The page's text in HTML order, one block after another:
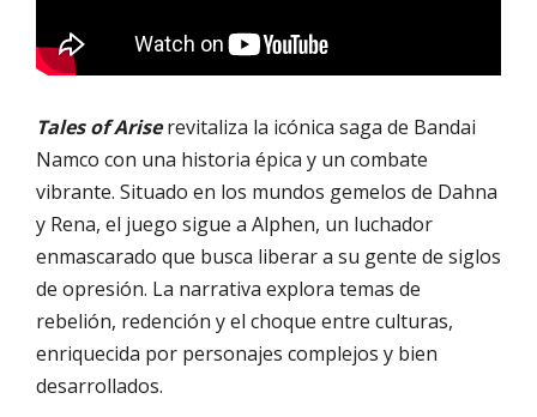
Tales of Ariserevitaliza la icónica saga de Bandai
Namco con una historia épica y un combate
vibrante. Situado en los mundos gemelos de Dahna
y Rena, el juego sigue a Alphen, un luchador
enmascarado que busca liberar a su gente de siglos
de opresión. La narrativa explora temas de
rebelión, redención y el choque entre culturas,
enriquecida por personajes complejos y bien
desarrollados.